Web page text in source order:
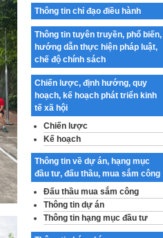
chính luận về bảo vệ nền tảng tư
tưởng của Đảng…
Công bố công khai dự toán kinh
phí xây dựng pháp luật, hoàn
thiện thể chế, chính…
Quy định về nghiên cứu, ứng
dụng khoa học, công nghệ, đổi
mới sáng tạo và chuyển…
Quy định chi tiết và hướng dẫn
thi hành một số điều của Luật Lý
lịch tư…
Sửa đổi, bổ sung một số nội
dung tại Nghị quyết số 30/NQ-
CP ngày 24 tháng 02…
Ban hành Chương trình hành
động của Chính phủ thực hiện
Thông tin chỉ đạo điều hành
Thông tin tuyên truyền, phổ biến,
hướng dẫn thực hiện pháp luật,
chế độ chính sách
Chiến lược, định hướng, quy
hoạch, kế hoạch phát triển kinh
tế xã hội
Chiến lược
Kế hoạch
Thông tin về dự án, hạng mục
đầu tư, đấu thầu, mua sắm công
Đấu thầu mua sắm công
Thông tin dự án
Thông tin hạng mục đầu tư